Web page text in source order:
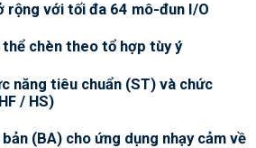
rộng với tối đa 64 mô-đun I/O
chèn theo tổ hợp tùy ý
năng tiêu chuẩn (ST) và chức
/ HS)
(BA) cho ứng dụng nhạy cảm về